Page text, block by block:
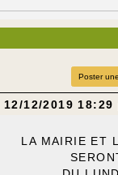
Poster
12/12/2019 18:29
LA MAIRIE ET